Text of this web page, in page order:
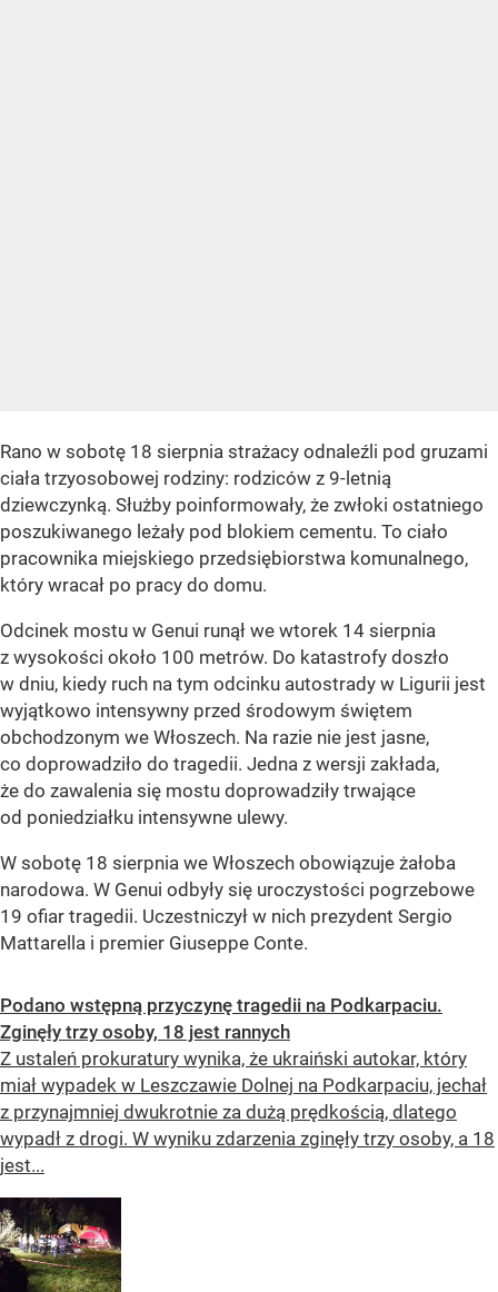
Rano w sobotę 18 sierpnia strażacy odnaleźli pod gruzami
ciała trzyosobowej rodziny: rodziców z 9-letnią
dziewczynką. Służby poinformowały, że zwłoki ostatniego
poszukiwanego leżały pod blokiem cementu. To ciało
pracownika miejskiego przedsiębiorstwa komunalnego,
który wracał po pracy do domu.
Odcinek mostu w Genui runął we wtorek 14 sierpnia
z wysokości około 100 metrów. Do katastrofy doszło
w dniu, kiedy ruch na tym odcinku autostrady w Ligurii jest
wyjątkowo intensywny przed środowym świętem
obchodzonym we Włoszech. Na razie nie jest jasne,
co doprowadziło do tragedii. Jedna z wersji zakłada,
że do zawalenia się mostu doprowadziły trwające
od poniedziałku intensywne ulewy.
W sobotę 18 sierpnia we Włoszech obowiązuje żałoba
narodowa. W Genui odbyły się uroczystości pogrzebowe
19 ofiar tragedii. Uczestniczył w nich prezydent Sergio
Mattarella i premier Giuseppe Conte.
Podano wstępną przyczynę tragedii na Podkarpaciu.
Zginęły trzy osoby, 18 jest rannych
Z ustaleń prokuratury wynika, że ukraiński autokar, który
miał wypadek w Leszczawie Dolnej na Podkarpaciu, jechał
z przynajmniej dwukrotnie za dużą prędkością, dlatego
wypadł z drogi. W wyniku zdarzenia zginęły trzy osoby, a 18
jest...